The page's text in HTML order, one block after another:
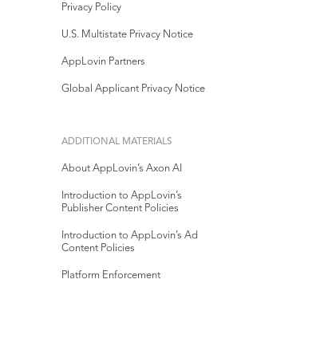
Privacy Policy
U.S. Multistate Privacy Notice
AppLovin Partners
Global Applicant Privacy Notice
ADDITIONAL MATERIALS
About AppLovin’s Axon AI
Introduction to AppLovin’s
Publisher Content Policies
Introduction to AppLovin’s Ad
Content Policies
Platform Enforcement